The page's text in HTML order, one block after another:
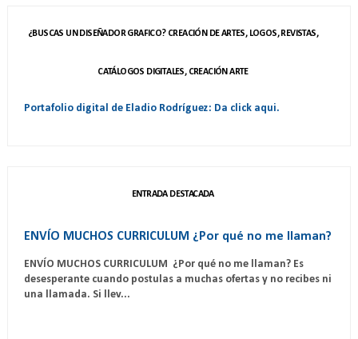
¿BUSCAS UN DISEÑADOR GRAFICO? CREACIÓN DE ARTES, LOGOS, REVISTAS,
CATÁLOGOS DIGITALES, CREACIÓN ARTE
Portafolio digital de Eladio Rodríguez: Da click aqui.
ENTRADA DESTACADA
ENVÍO MUCHOS CURRICULUM ¿Por qué no me llaman?
ENVÍO MUCHOS CURRICULUM ¿Por qué no me llaman? Es
desesperante cuando postulas a muchas ofertas y no recibes ni
una llamada. Si llev...